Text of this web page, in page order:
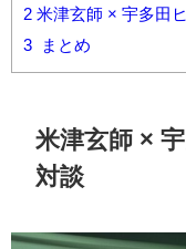
2 米津玄師 × 宇多田
3 まとめ
米津玄師 ×
対談